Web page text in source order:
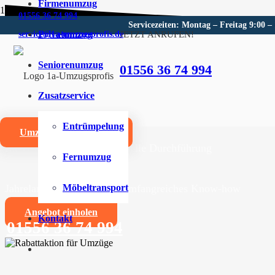
01556 36 74 994
service@1a-umzugsprofis.de
Servicezeiten: Montag – Freitag 9:00 –
JETZT ANRUFEN!
01556 36 74 994
Firmenumzug
Privatumzug
Seniorenumzug
Zusatzservice
Entrümpelung
Fernumzug
Möbeltransport
Kontakt
Umzugskostenrechner
Umzugsunternehmen für
Wir sind Ihr kompetentes Umzugsunternehmen für
Zuverlässige und professionelle Durchführung
Jahrelange Erfahrung und umfangreiches Know-how
Angebot einholen
01556 36 74 994